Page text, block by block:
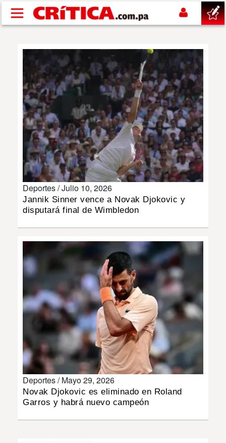
Pasar al contenido principal
SUCESOS
NACIONAL
POLÍTICA
SHOW
DEPORTES
INSÓLITAS
MULTIMEDIA
IMPRESO
Deportes /Julio 10, 2026
Jannik Sinner vence a Novak Djokovic y
disputará final de Wimbledon
Deportes /Mayo 29, 2026
Novak Djokovic es eliminado en Roland
Garros y habrá nuevo campeón